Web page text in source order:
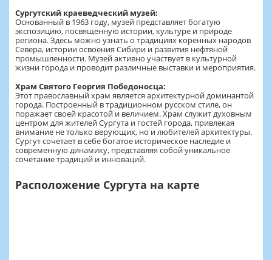
Сургутский краеведческий музей:
Основанный в 1963 году, музей представляет богатую
экспозицию, посвященную истории, культуре и природе
региона. Здесь можно узнать о традициях коренных народов
Севера, истории освоения Сибири и развития нефтяной
промышленности. Музей активно участвует в культурной
жизни города и проводит различные выставки и мероприятия.
Храм Святого Георгия Победоносца:
Этот православный храм является архитектурной доминантой
города. Построенный в традиционном русском стиле, он
поражает своей красотой и величием. Храм служит духовным
центром для жителей Сургута и гостей города, привлекая
внимание не только верующих, но и любителей архитектуры.
Сургут сочетает в себе богатое историческое наследие и
современную динамику, представляя собой уникальное
сочетание традиций и инноваций.
Расположение Сургута на карте